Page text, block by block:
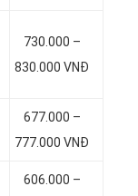
730.000 –
830.000 VNĐ
677.000 –
777.000 VNĐ
606.000 –